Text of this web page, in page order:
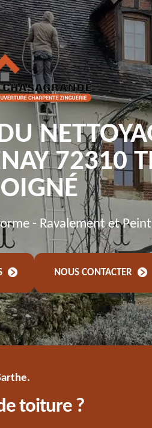
72310
- Ravalement et
NOUS CONTACTER
toiture ?